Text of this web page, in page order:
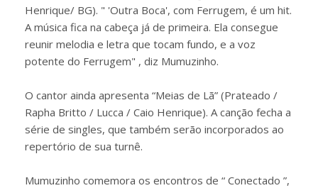
Henrique/ BG). " 'Outra Boca', com Ferrugem, é um hit.
A música fica na cabeça já de primeira. Ela consegue
reunir melodia e letra que tocam fundo, e a voz
potente do Ferrugem" , diz Mumuzinho.
O cantor ainda apresenta “Meias de Lã” (Prateado /
Rapha Britto / Lucca / Caio Henrique). A canção fecha a
série de singles, que também serão incorporados ao
repertório de sua turnê.
Mumuzinho comemora os encontros de “ Conectado ”,